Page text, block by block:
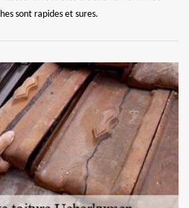
sont rapides et sures.